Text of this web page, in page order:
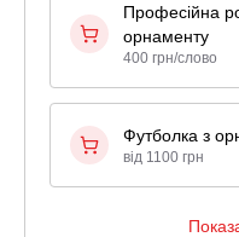
Професійна
орнаменту
400 грн/слово
Футболка з
від 1100 грн